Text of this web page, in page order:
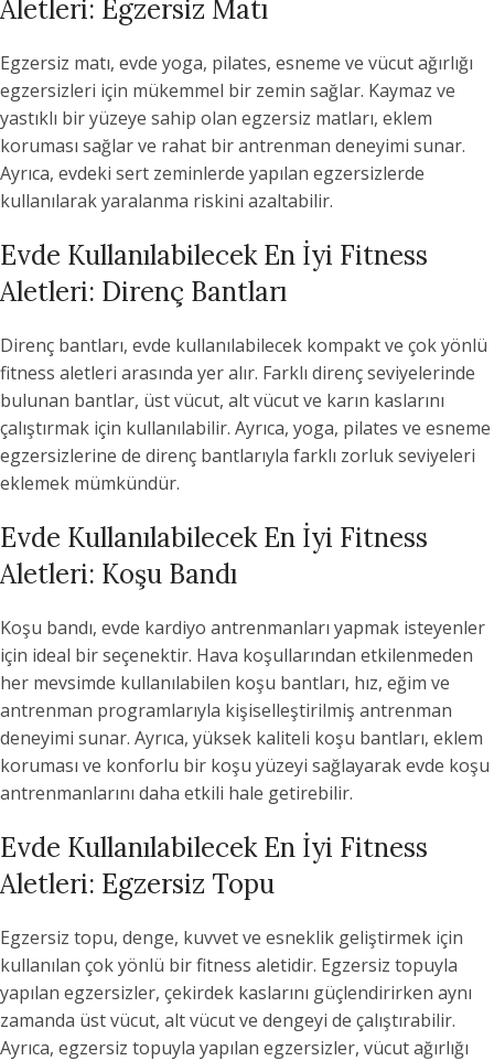
Aletleri: Egzersiz Matı
Egzersiz matı, evde yoga, pilates, esneme ve vücut ağırlığı
egzersizleri için mükemmel bir zemin sağlar. Kaymaz ve
yastıklı bir yüzeye sahip olan egzersiz matları, eklem
koruması sağlar ve rahat bir antrenman deneyimi sunar.
Ayrıca, evdeki sert zeminlerde yapılan egzersizlerde
kullanılarak yaralanma riskini azaltabilir.
Evde Kullanılabilecek En İyi Fitness
Aletleri: Direnç Bantları
Direnç bantları, evde kullanılabilecek kompakt ve çok yönlü
fitness aletleri arasında yer alır. Farklı direnç seviyelerinde
bulunan bantlar, üst vücut, alt vücut ve karın kaslarını
çalıştırmak için kullanılabilir. Ayrıca, yoga, pilates ve esneme
egzersizlerine de direnç bantlarıyla farklı zorluk seviyeleri
eklemek mümkündür.
Evde Kullanılabilecek En İyi Fitness
Aletleri: Koşu Bandı
Koşu bandı, evde kardiyo antrenmanları yapmak isteyenler
için ideal bir seçenektir. Hava koşullarından etkilenmeden
her mevsimde kullanılabilen koşu bantları, hız, eğim ve
antrenman programlarıyla kişiselleştirilmiş antrenman
deneyimi sunar. Ayrıca, yüksek kaliteli koşu bantları, eklem
koruması ve konforlu bir koşu yüzeyi sağlayarak evde koşu
antrenmanlarını daha etkili hale getirebilir.
Evde Kullanılabilecek En İyi Fitness
Aletleri: Egzersiz Topu
Egzersiz topu, denge, kuvvet ve esneklik geliştirmek için
kullanılan çok yönlü bir fitness aletidir. Egzersiz topuyla
yapılan egzersizler, çekirdek kaslarını güçlendirirken aynı
zamanda üst vücut, alt vücut ve dengeyi de çalıştırabilir.
Ayrıca, egzersiz topuyla yapılan egzersizler, vücut ağırlığı